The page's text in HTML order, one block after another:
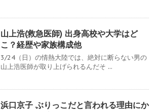
山上浩(救急医師) 出身高校や大学はど
こ？経歴や家族構成他
3/24（日）の情熱大陸では、絶対に断らない男の
山上浩医師が取り上げられるんだそ ...
浜口京子 ぶりっこだと言われる理由にか